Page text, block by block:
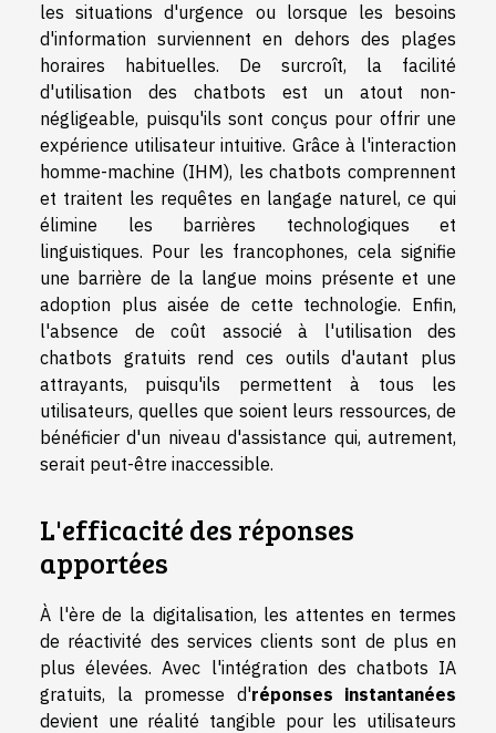
les situations d'urgence ou lorsque les besoins
d'information surviennent en dehors des plages
horaires habituelles. De surcroît, la facilité
d'utilisation des chatbots est un atout non-
négligeable, puisqu'ils sont conçus pour offrir une
expérience utilisateur intuitive. Grâce à l'interaction
homme-machine (IHM), les chatbots comprennent
et traitent les requêtes en langage naturel, ce qui
élimine les barrières technologiques et
linguistiques. Pour les francophones, cela signifie
une barrière de la langue moins présente et une
adoption plus aisée de cette technologie. Enfin,
l'absence de coût associé à l'utilisation des
chatbots gratuits rend ces outils d'autant plus
attrayants, puisqu'ils permettent à tous les
utilisateurs, quelles que soient leurs ressources, de
bénéficier d'un niveau d'assistance qui, autrement,
serait peut-être inaccessible.
L'efficacité des réponses
apportées
À l'ère de la digitalisation, les attentes en termes
de réactivité des services clients sont de plus en
plus élevées. Avec l'intégration des chatbots IA
gratuits, la promesse d'réponses instantanées
devient une réalité tangible pour les utilisateurs